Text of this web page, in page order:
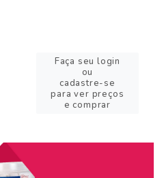
Faça seu login
ou
cadastre-se
para ver preços
e comprar